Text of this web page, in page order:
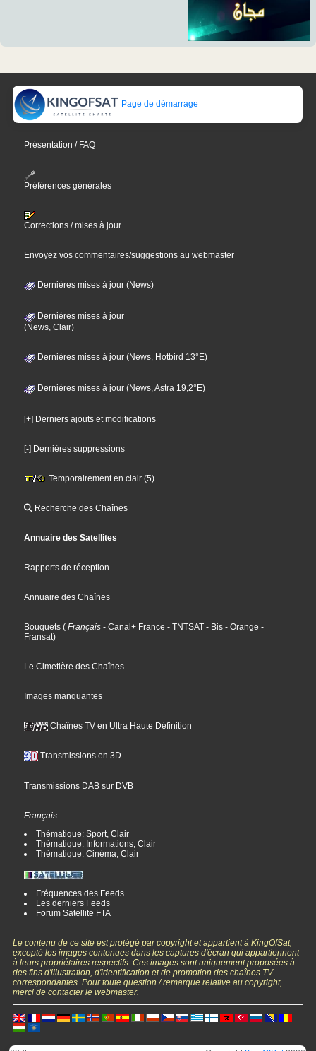
Page de démarrage
Présentation / FAQ
Préférences générales
Corrections / mises à jour
Envoyez vos commentaires/suggestions au webmaster
Dernières mises à jour (News)
Dernières mises à jour
(News, Clair)
Dernières mises à jour (News, Hotbird 13°E)
Dernières mises à jour (News, Astra 19,2°E)
[+] Derniers ajouts et modifications
[-] Dernières suppressions
Temporairement en clair (5)
Recherche des Chaînes
Annuaire des Satellites
Rapports de réception
Annuaire des Chaînes
Bouquets ( Français - Canal+ France - TNTSAT - Bis - Orange -
Fransat)
Le Cimetière des Chaînes
Images manquantes
Chaînes TV en Ultra Haute Définition
Transmissions en 3D
Transmissions DAB sur DVB
Français
Thématique: Sport, Clair
Thématique: Informations, Clair
Thématique: Cinéma, Clair
Fréquences des Feeds
Les derniers Feeds
Forum Satellite FTA
Le contenu de ce site est protégé par copyright et appartient à KingOfSat,
excepté les images contenues dans les captures d'écran qui appartiennent
à leurs propriétaires respectifs. Ces images sont uniquement proposées à
des fins d'illustration, d'identification et de promotion des chaînes TV
correspondantes. Pour toute question / remarque relative au copyright,
merci de contacter le webmaster.